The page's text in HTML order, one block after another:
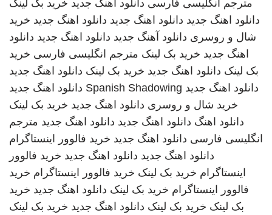
مترجم انگلیسی فارسی دانلود اهنگ جدید خرید بک لینک
دانلود اهنگ جدید دانلود اهنگ جدید دانلود اهنگ جدید خرید
شال و روسری دانلود آهنگ جدید دانلود اهنگ جدید دانلود
اهنگ جدید خرید بک لینک مترجم انگلیسی فارسی خرید
بک لینک دانلود اهنگ جدید خرید بک لینک دانلود اهنگ جدید
دانلود اهنگ جدید Spanish Shadowing دانلود اهنگ جدید
خرید شال و روسری دانلود اهنگ جدید خرید بک لینک
دانلود اهنگ دانلود اهنگ جدید دانلود اهنگ جدید مترجم
انگلیسی فارسی دانلود اهنگ جدید خرید فالوور اینستاگرام
دانلود اهنگ جدید دانلود اهنگ جدید خرید فالوور
اینستاگرام خرید بک لینک خرید فالوور اینستاگرام خرید
فالوور اینستاگرام خرید بک لینک دانلود اهنگ جدید خرید
بک لینک خرید بک لینک دانلود اهنگ جدید خرید بک لینک